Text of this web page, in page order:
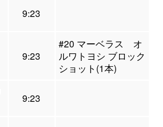
9:23
9:23
#20 マーベラス オ
ルワトヨシ ブロック
ショット(1本)
9:23